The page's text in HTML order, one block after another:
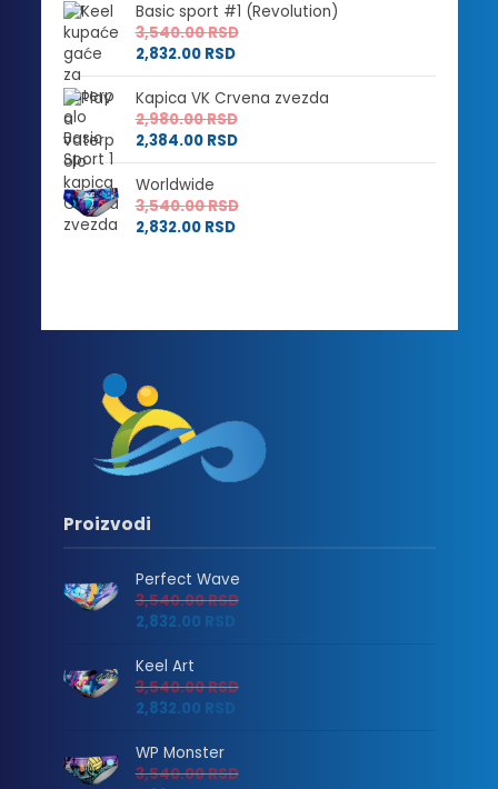
Basic sport #1 (Revolution)
3,540.00RSD
2,832.00 RSD
Kapica VK Crvena zvezda
2,980.00RSD
2,384.00 RSD
Worldwide
3,540.00RSD
2,832.00 RSD
Proizvodi
Perfect Wave
3,540.00RSD
2,832.00 RSD
Keel Art
3,540.00RSD
2,832.00 RSD
WP Monster
3,540.00RSD